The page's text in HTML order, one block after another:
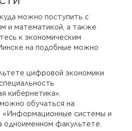
можно поступить с
и математикой, а также
к экономическим
на подобные можно
цифровой экономики
кибернетика».
обучаться на
«Информационные системы и
одноименном факультете.